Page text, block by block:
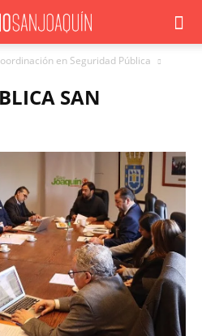
en Seguridad Pública
SAN